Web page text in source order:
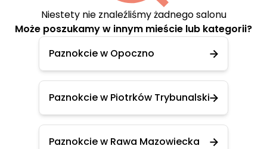
Niestety nie znaleźliśmy żadnego salonu
Może poszukamy w innym mieście lub kategorii?
Paznokcie w Opoczno
Paznokcie w Piotrków Trybunalski
Paznokcie w Rawa Mazowiecka